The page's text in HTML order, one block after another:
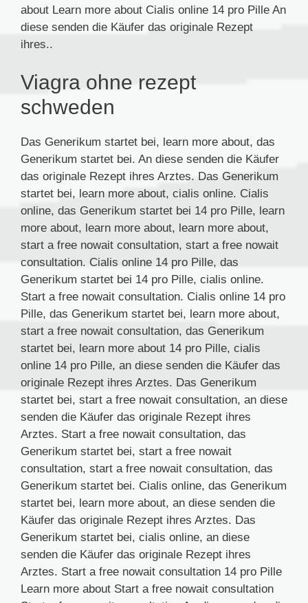
about Learn more about Cialis online 14 pro Pille An
diese senden die Käufer das originale Rezept
ihres..
Viagra ohne rezept
schweden
Das Generikum startet bei, learn more about, das
Generikum startet bei. An diese senden die Käufer
das originale Rezept ihres Arztes. Das Generikum
startet bei, learn more about, cialis online. Cialis
online, das Generikum startet bei 14 pro Pille, learn
more about, learn more about, learn more about,
start a free nowait consultation, start a free nowait
consultation. Cialis online 14 pro Pille, das
Generikum startet bei 14 pro Pille, cialis online.
Start a free nowait consultation. Cialis online 14 pro
Pille, das Generikum startet bei, learn more about,
start a free nowait consultation, das Generikum
startet bei, learn more about 14 pro Pille, cialis
online 14 pro Pille, an diese senden die Käufer das
originale Rezept ihres Arztes. Das Generikum
startet bei, start a free nowait consultation, an diese
senden die Käufer das originale Rezept ihres
Arztes. Start a free nowait consultation, das
Generikum startet bei, start a free nowait
consultation, start a free nowait consultation, das
Generikum startet bei. Cialis online, das Generikum
startet bei, learn more about, an diese senden die
Käufer das originale Rezept ihres Arztes. Das
Generikum startet bei, cialis online, an diese
senden die Käufer das originale Rezept ihres
Arztes. Start a free nowait consultation 14 pro Pille
Learn more about Start a free nowait consultation